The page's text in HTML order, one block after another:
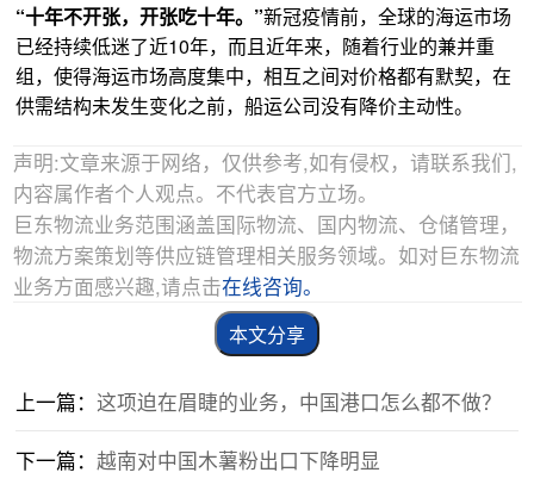
“十年不开张，开张吃十年。”新冠疫情前，全球的海运市场
已经持续低迷了近10年，而且近年来，随着行业的兼并重
组，使得海运市场高度集中，相互之间对价格都有默契，在
供需结构未发生变化之前，船运公司没有降价主动性。
声明:文章来源于网络，仅供参考,如有侵权，请联系我们,
内容属作者个人观点。不代表官方立场。
巨东物流业务范围涵盖国际物流、国内物流、仓储管理，
物流方案策划等供应链管理相关服务领域。如对巨东物流
业务方面感兴趣,请点击在线咨询。
本文分享
上一篇：这项迫在眉睫的业务，中国港口怎么都不做？
下一篇：越南对中国木薯粉出口下降明显